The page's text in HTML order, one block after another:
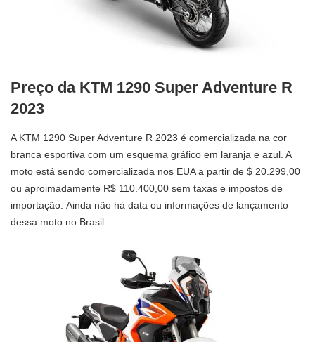
Preço da KTM 1290 Super Adventure R
2023
A KTM 1290 Super Adventure R 2023 é comercializada na cor
branca esportiva com um esquema gráfico em laranja e azul. A
moto está sendo comercializada nos EUA a partir de $ 20.299,00
ou aproimadamente R$ 110.400,00 sem taxas e impostos de
importação. Ainda não há data ou informações de lançamento
dessa moto no Brasil.